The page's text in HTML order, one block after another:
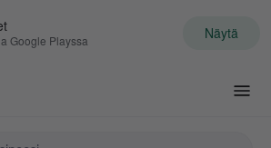
Google Playssa Näytä